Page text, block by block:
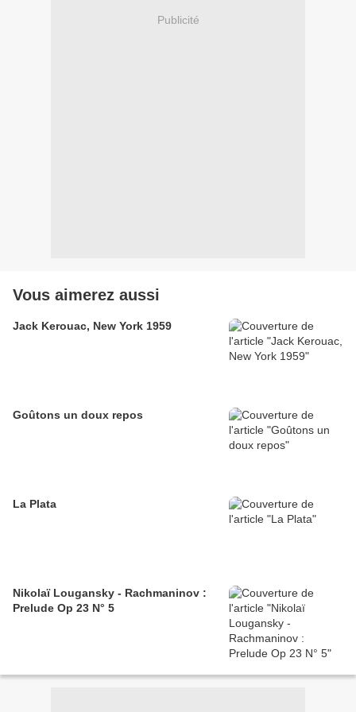
Publicité
Vous aimerez aussi
Jack Kerouac, New York 1959
Goûtons un doux repos
La Plata
Nikolaï Lougansky - Rachmaninov :
Prelude Op 23 N° 5